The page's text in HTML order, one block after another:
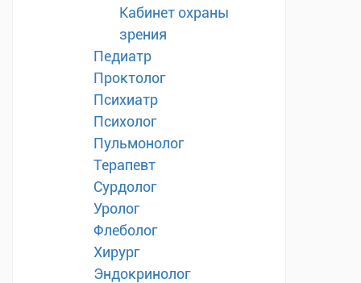
Кабинет охраны
зрения
Педиатр
Проктолог
Психиатр
Психолог
Пульмонолог
Терапевт
Сурдолог
Уролог
Флеболог
Хирург
Эндокринолог